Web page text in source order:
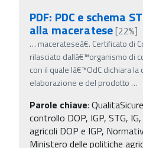
PDF: PDC e schema
alla maceratese[22%]
… macerateseâ€. Certificato di
rilasciato dallâ€™organismo di
con il quale lâ€™OdC dichiara
elaborazione e del prodotto …
Parole chiave:
controllo DOP, IGP, STG,
agricoli DOP e IGP,
Ministero delle politiche